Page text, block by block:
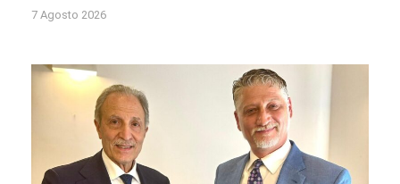
7 Agosto 2026